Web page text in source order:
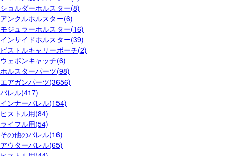
ショルダーホルスター(8)
アンクルホルスター(6)
モジュラーホルスター(16)
インサイドホルスター(39)
ピストルキャリーポーチ(2)
ウェポンキャッチ(6)
ホルスターパーツ(98)
エアガンパーツ(3656)
バレル(417)
インナーバレル(154)
ピストル用(84)
ライフル用(54)
その他のバレル(16)
アウターバレル(65)